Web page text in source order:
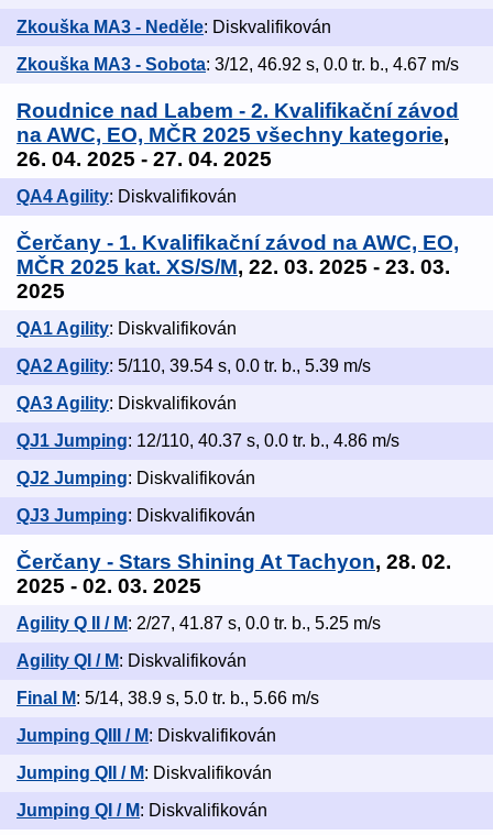
Zkouška MA3 - Neděle: Diskvalifikován
Zkouška MA3 - Sobota: 3/12, 46.92 s, 0.0 tr. b., 4.67 m/s
Roudnice nad Labem - 2. Kvalifikační závod
na AWC, EO, MČR 2025 všechny kategorie,
26. 04. 2025 - 27. 04. 2025
QA4 Agility: Diskvalifikován
Čerčany - 1. Kvalifikační závod na AWC, EO,
MČR 2025 kat. XS/S/M, 22. 03. 2025 - 23. 03.
2025
QA1 Agility: Diskvalifikován
QA2 Agility: 5/110, 39.54 s, 0.0 tr. b., 5.39 m/s
QA3 Agility: Diskvalifikován
QJ1 Jumping: 12/110, 40.37 s, 0.0 tr. b., 4.86 m/s
QJ2 Jumping: Diskvalifikován
QJ3 Jumping: Diskvalifikován
Čerčany - Stars Shining At Tachyon, 28. 02.
2025 - 02. 03. 2025
Agility Q II / M: 2/27, 41.87 s, 0.0 tr. b., 5.25 m/s
Agility QI / M: Diskvalifikován
Final M: 5/14, 38.9 s, 5.0 tr. b., 5.66 m/s
Jumping QIII / M: Diskvalifikován
Jumping QII / M: Diskvalifikován
Jumping QI / M: Diskvalifikován